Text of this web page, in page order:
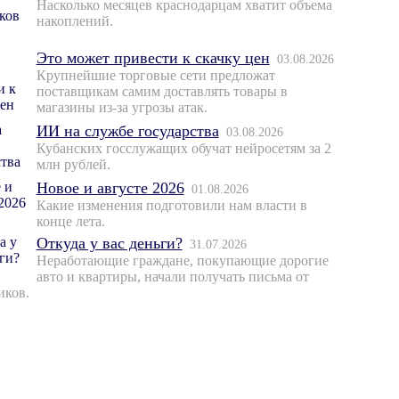
Насколько месяцев краснодарцам хватит объема
накоплений.
Это может привести к скачку цен 03.08.2026
Крупнейшие торговые сети предложат
поставщикам самим доставлять товары в
магазины из-за угрозы атак.
ИИ на службе государства 03.08.2026
Кубанских госслужащих обучат нейросетям за 2
млн рублей.
Новое и августе 2026 01.08.2026
Какие изменения подготовили нам власти в
конце лета.
Откуда у вас деньги? 31.07.2026
Неработающие граждане, покупающие дорогие
авто и квартиры, начали получать письма от